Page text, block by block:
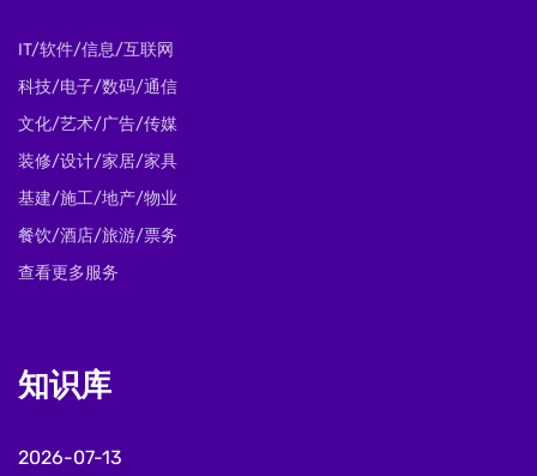
IT/软件/信息/互联网
科技/电子/数码/通信
文化/艺术/广告/传媒
装修/设计/家居/家具
基建/施工/地产/物业
餐饮/酒店/旅游/票务
查看更多服务
知识库
2026-07-13